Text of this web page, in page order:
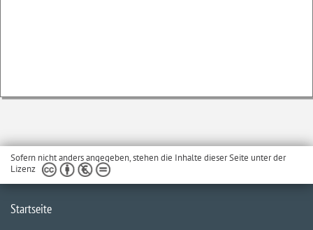
Sofern nicht anders angegeben, stehen die Inhalte dieser Seite unter der
Lizenz
Startseite